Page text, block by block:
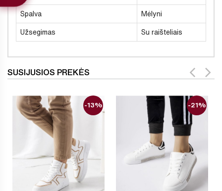
Spalva Mėlyni
Užsegimas Su raišteliais
SUSIJUSIOS PREKĖS
-13% -21%